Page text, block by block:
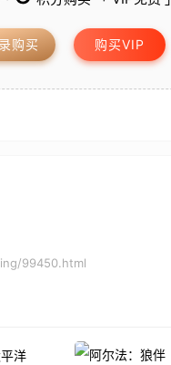
购买 购买VIP
99450.html